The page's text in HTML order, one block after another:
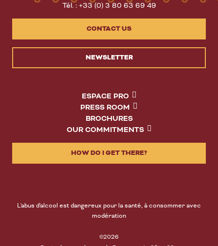
Tél. : +33 (0) 3 80 63 69 49
CONTACT US
NEWSLETTER
ESPACE PRO
PRESS ROOM
BROCHURES
OUR COMMITMENTS
HOW DO I GET THERE?
L'abus d'alcool est dangereux pour la santé, à consommer avec
modération
©2026